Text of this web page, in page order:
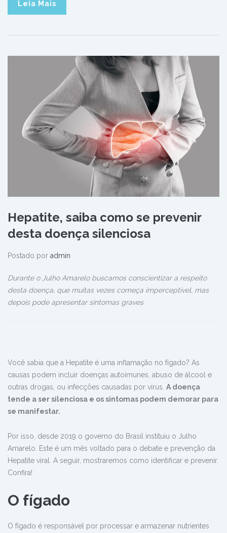
Leia Mais
Hepatite, saiba como se prevenir
desta doença silenciosa
Postado por admin
Durante o Julho Amarelo buscamos conscientizar a respeito
desta doença, que muitas vezes começa imperceptível, mas
depois pode apresentar sintomas graves
Você sabia que a Hepatite é uma inflamação no fígado? As
causas podem incluir doenças autoimunes, abuso de álcool e
outras drogas, ou infecções causadas por vírus. A doença
tende a ser silenciosa e os sintomas podem demorar para
se manifestar.
Por isso, desde 2019 o governo do Brasil instituiu o Julho
Amarelo. Este é um mês voltado para o debate e prevenção da
Hepatite viral. A seguir, mostraremos como identificar e prevenir.
Confira!
O fígado
O fígado é responsável por processar e armazenar nutrientes